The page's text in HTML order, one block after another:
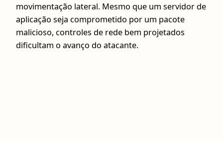
movimentação lateral. Mesmo que um servidor de
aplicação seja comprometido por um pacote
malicioso, controles de rede bem projetados
dificultam o avanço do atacante.